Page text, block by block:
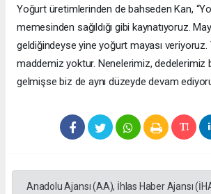
Yoğurt üretimlerinden de bahseden Kan,
memesinden sağıldığı gibi kaynatıyoruz.
geldiğindeyse yine yoğurt mayası veriyoruz.
maddemiz yoktur. Nenelerimiz, dedelerimiz
gelmişse biz de aynı düzeyde devam
Anadolu Ajansı (AA), İhlas Haber Ajansı